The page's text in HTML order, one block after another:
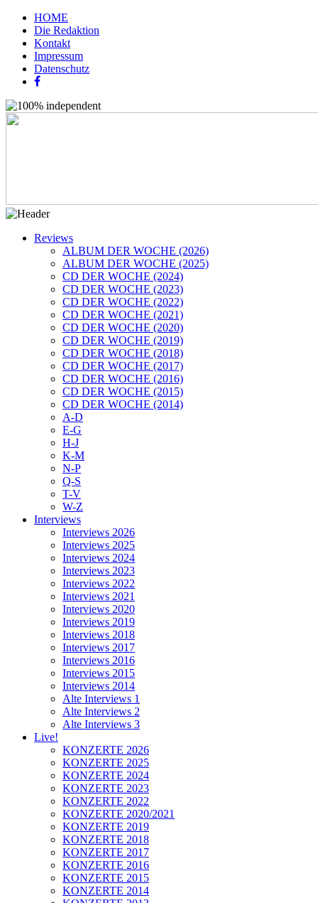
HOME
Die Redaktion
Kontakt
Impressum
Datenschutz
Reviews
ALBUM DER WOCHE (2026)
ALBUM DER WOCHE (2025)
CD DER WOCHE (2024)
CD DER WOCHE (2023)
CD DER WOCHE (2022)
CD DER WOCHE (2021)
CD DER WOCHE (2020)
CD DER WOCHE (2019)
CD DER WOCHE (2018)
CD DER WOCHE (2017)
CD DER WOCHE (2016)
CD DER WOCHE (2015)
CD DER WOCHE (2014)
A-D
E-G
H-J
K-M
N-P
Q-S
T-V
W-Z
Interviews
Interviews 2026
Interviews 2025
Interviews 2024
Interviews 2023
Interviews 2022
Interviews 2021
Interviews 2020
Interviews 2019
Interviews 2018
Interviews 2017
Interviews 2016
Interviews 2015
Interviews 2014
Alte Interviews 1
Alte Interviews 2
Alte Interviews 3
Live!
KONZERTE 2026
KONZERTE 2025
KONZERTE 2024
KONZERTE 2023
KONZERTE 2022
KONZERTE 2020/2021
KONZERTE 2019
KONZERTE 2018
KONZERTE 2017
KONZERTE 2016
KONZERTE 2015
KONZERTE 2014